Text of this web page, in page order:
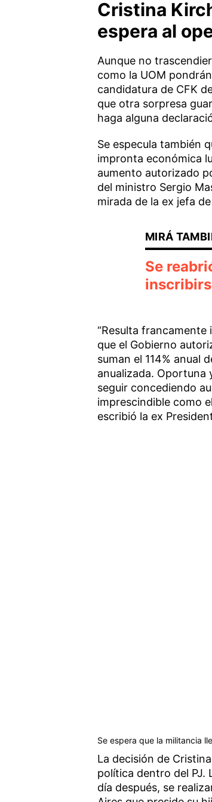
Cristina
espera al
Aunque no
como la UOM
candidatura de CFK
que otra sorpresa
haga alguna
Se especula también
impronta económica
aumento autorizado
del ministro Sergio
mirada de la ex jefa
Se
“Resulta
que el Gobierno
suman el 114% anual
anualizada. Oportuna
seguir concediendo
imprescindible como
escribió la ex
Se espera que la militancia
La decisión de
política dentro del PJ.
día después, se